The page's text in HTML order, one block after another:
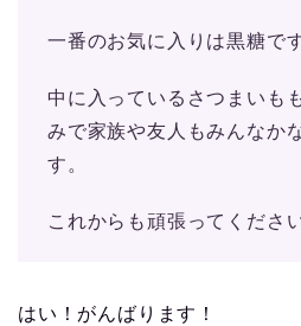
一番のお気に入りは黒糖です
中に入っているさつまいも
みで家族や友人もみんなか
す。
これからも頑張ってくださ
はい！がんばります！